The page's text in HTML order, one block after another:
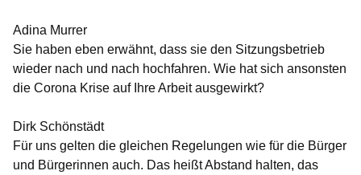
Adina Murrer
Sie haben eben erwähnt, dass sie den Sitzungsbetrieb
wieder nach und nach hochfahren. Wie hat sich ansonsten
die Corona Krise auf Ihre Arbeit ausgewirkt?
Dirk Schönstädt
Für uns gelten die gleichen Regelungen wie für die Bürger
und Bürgerinnen auch. Das heißt Abstand halten, das